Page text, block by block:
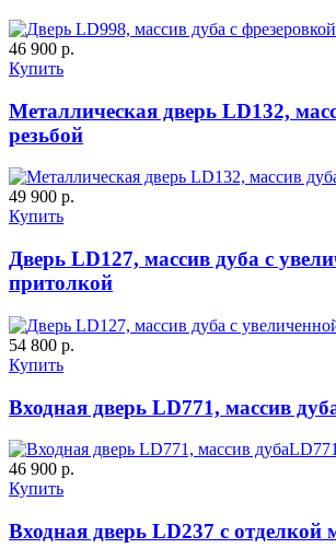
46 900 р.
Купить
Металлическая дверь LD132,
резьбой
49 900 р.
Купить
Дверь LD127, массив дуба с
притолкой
54 800 р.
Купить
Входная дверь LD771, массив
LD771
46 900 р.
Купить
Входная дверь LD237 с отделкой